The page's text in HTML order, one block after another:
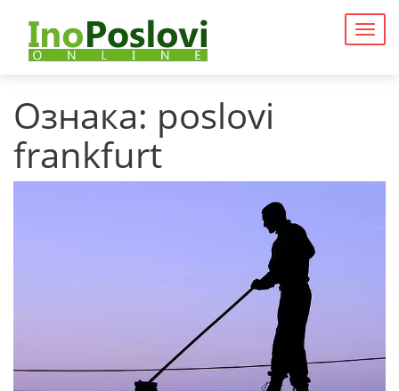
Ознака: poslovi
frankfurt